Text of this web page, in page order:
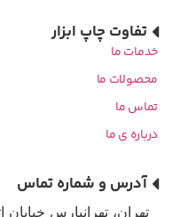
تفاوت چاپ ابزار
خدمات ما
محصولات ما
تماس ما
درباره ی ما
آدرس و شماره تماس
تهران، تهرانپارس خیابان